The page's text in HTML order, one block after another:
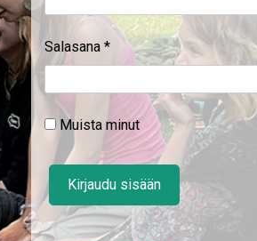
Salasana *
Muista minut
Kirjaudu sisään